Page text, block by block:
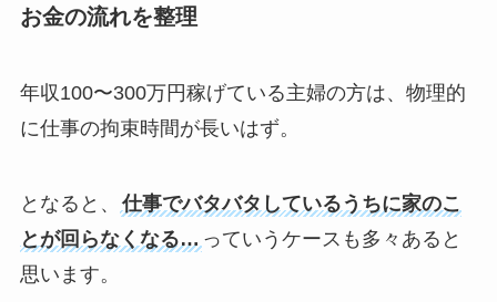
お金の流れを整理
年収100〜300万円稼げている主婦の方は、物理的
に仕事の拘束時間が長いはず。
となると、
仕事でバタバタしているうちに家のこ
とが回らなくなる… っていうケースも多々あると
思います。